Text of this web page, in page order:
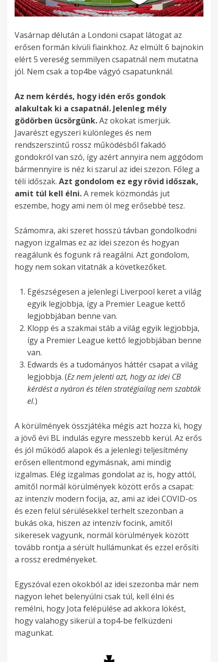
Vasárnap délután a Londoni csapat látogat az
erősen formán kívüli fiainkhoz. Az elmúlt 6 bajnokin
elért 5 vereség semmilyen csapatnál nem mutatna
jól. Nem csak a top4be vágyó csapatunknál.
Az nem kérdés, hogy idén erős gondok
alakultak ki a csapatnál. Jelenleg mély
gödörben ücsörgünk.Az okokat ismerjük.
Javarészt egyszeri különleges és nem
rendszerszintű rossz működésből fakadó
gondokról van szó, így azért annyira nem aggódom
bármennyire is néz ki szarul az idei szezon. Főleg a
téli időszak. Azt gondolom ez egy rövid időszak,
amit túl kell élni.A remek közmondás jut
eszembe, hogy ami nem öl meg erősebbé tesz.
Számomra, aki szeret hosszú távban gondolkodni
nagyon izgalmas ez az idei szezon és hogyan
reagálunk és fogunk rá reagálni. Azt gondolom,
hogy nem sokan vitatnák a következőket.
Egészségesen a jelenlegi Liverpool keret a világ
egyik legjobbja, így a Premier League kettő
legjobbjában benne van.
Klopp és a szakmai stáb a világ egyik legjobbja,
így a Premier League kettő legjobbjában benne
van.
Edwards és a tudományos háttér csapat a világ
legjobbja. (Ez nem jelenti azt, hogy az idei CB
kérdést a nyáron és télen stratégiailag nem szabták
el.)
A körülmények összjátéka mégis azt hozza ki, hogy
a jövő évi BL indulás egyre messzebb kerül. Az erős
és jól működő alapok és a jelenlegi teljesítmény
erősen ellentmond egymásnak, ami mindig
izgalmas. Elég izgalmas gondolat az is, hogy attól,
amitől normál körülmények között erős a csapat:
az intenzív modern focija, az, ami az idei COVID-os
és ezen felül sérülésekkel terhelt szezonban a
bukás oka, hiszen az intenzív focink, amitől
sikeresek vagyunk, normál körülmények között
tovább rontja a sérült hullámunkat és ezzel erősíti
a rossz eredményeket.
Egyszóval ezen okokból az idei szezonba már nem
nagyon lehet belenyúlni csak túl, kell élni és
remélni, hogy Jota felépülése ad akkora lökést,
hogy valahogy sikerül a top4-be felküzdeni
magunkat.